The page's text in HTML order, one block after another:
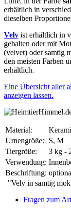
erhältlich in
dieselben
Velv ist erhältlich in
gehalten oder mit
(velvet) oder samtig
den meisten Farben
erhältlich.
Eine Übersicht aller
anzeigen lassen.
Material:
Urnengröße:
S, M
Tiergröße:
3 kg -
Verwendung:
Beschriftung:
"Velv in samtig
Fragen zum